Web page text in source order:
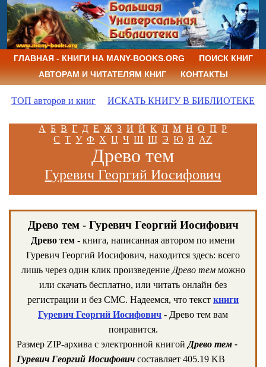
ГЛАВНАЯ - КНИГИ НА MANY-BOOKS.ORG
ПОИСК КНИГ
АВТОРАМ И ЧИТАТЕЛЯМ КНИГ
КОНТАКТЫ
ТОП авторов и книг ИСКАТЬ КНИГУ В БИБЛИОТЕКЕ
А Б В Г Д Е Ж З И Й К Л М Н О П Р
С Т У Ф Х Ц Ч Ш Щ Э Ю Я AZ
Древо тем
Гуревич Георгий Иосифович
Древо тем - Гуревич Георгий Иосифович
Древо тем - книга, написанная автором по имени
Гуревич Георгий Иосифович, находится здесь: всего
лишь через один клик произведение Древо темможно
или скачать бесплатно, или читать онлайн без
регистрации и без СМС. Надеемся, что текст книги
Гуревич Георгий Иосифович - Древо тем вам
понравится.
Размер ZIP-архива c электронной книгой Древо тем -
Гуревич Георгий Иосифович составляет 405.19 KB